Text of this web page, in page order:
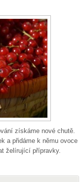
získáme nové chutě.
a přidáme k němu ovoce
želírující přípravky.